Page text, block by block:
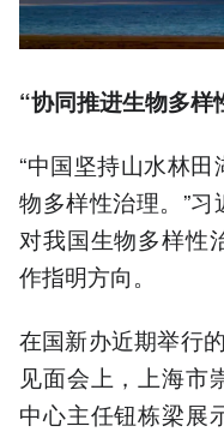
“协同推进生物多样
“中国坚持山水林
物多样性治理。”
对我国生物多样性
作指明方向。
在国新办近期举行
见面会上，上海市
中心主任钮栋梁展